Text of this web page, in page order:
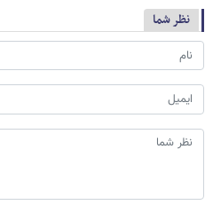
نظر شما